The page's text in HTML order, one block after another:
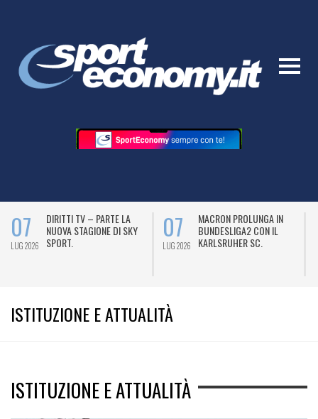
07
LUG 2026
DIRITTI TV – PARTE LA
NUOVA STAGIONE DI SKY
SPORT.
07
LUG 2026
MACRON PROLUNGA IN
BUNDESLIGA2 CON IL
KARLSRUHER SC.
ISTITUZIONE E ATTUALITÀ
ISTITUZIONE E ATTUALITÀ